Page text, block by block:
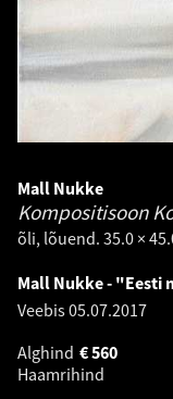
Mall Nukke
Kompositisoon
õli, lõuend. 35.0 ×
Mall Nukke - "Eesti
Veebis05.07.2017
Alghind
560
€
Haamrihind